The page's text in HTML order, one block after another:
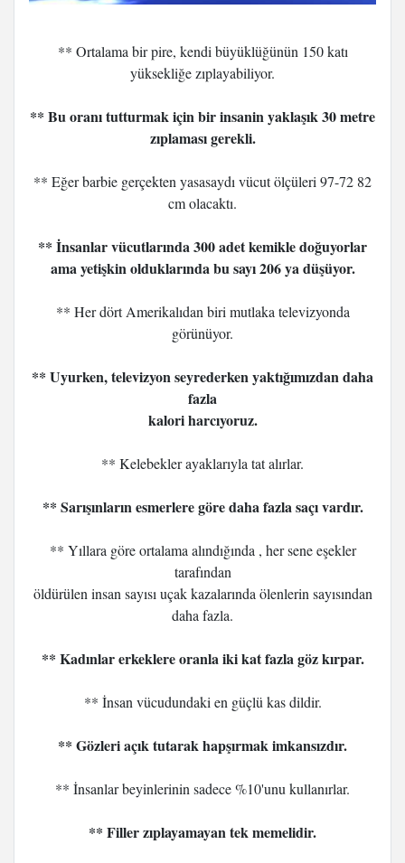
** Ortalama bir pire, kendi büyüklüğünün 150 katı
yüksekliğe zıplayabiliyor.
** Bu oranı tutturmak için bir insanin yaklaşık 30 metre
zıplaması gerekli.
** Eğer barbie gerçekten yasasaydı vücut ölçüleri 97-72 82
cm olacaktı.
** İnsanlar vücutlarında 300 adet kemikle doğuyorlar
ama yetişkin olduklarında bu sayı 206 ya düşüyor.
** Her dört Amerikalıdan biri mutlaka televizyonda
görünüyor.
** Uyurken, televizyon seyrederken yaktığımızdan daha
fazla
kalori harcıyoruz.
** Kelebekler ayaklarıyla tat alırlar.
** Sarışınların esmerlere göre daha fazla saçı vardır.
** Yıllara göre ortalama alındığında , her sene eşekler
tarafından
öldürülen insan sayısı uçak kazalarında ölenlerin sayısından
daha fazla.
** Kadınlar erkeklere oranla iki kat fazla göz kırpar.
** İnsan vücudundaki en güçlü kas dildir.
** Gözleri açık tutarak hapşırmak imkansızdır.
** İnsanlar beyinlerinin sadece %10'unu kullanırlar.
** Filler zıplayamayan tek memelidir.